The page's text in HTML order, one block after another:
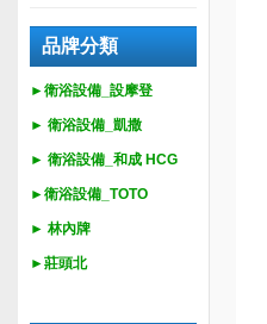
品牌分類
►衛浴設備_設摩登
► 衛浴設備_ 凱撒
► 衛浴設備_ 和成 HCG
►衛浴設備_ TOTO
► 林內牌
►莊頭北